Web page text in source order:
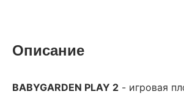
Описание
BABYGARDEN PLAY 2 - игровая